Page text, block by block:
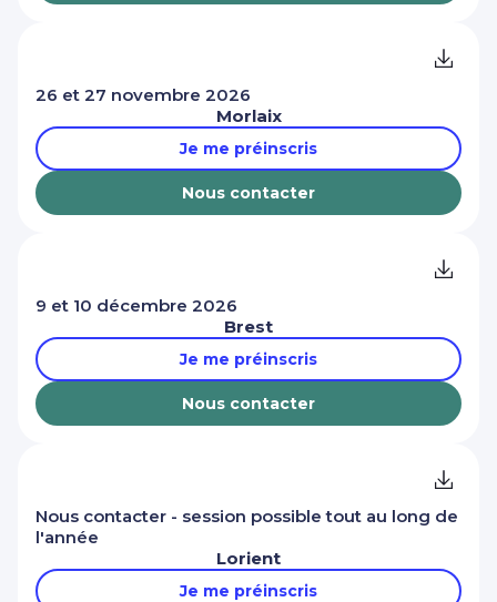
26 et 27 novembre 2026
Morlaix
Je me préinscris
Nous contacter
9 et 10 décembre 2026
Brest
Je me préinscris
Nous contacter
Nous contacter - session possible tout au long de
l'année
Lorient
Je me préinscris